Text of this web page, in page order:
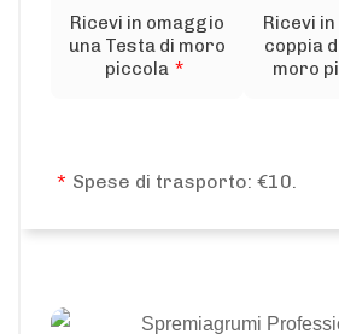
Ricevi in omaggio
una Testa di moro
piccola *
Ricevi
coppia
moro
* Spese di trasporto: €10.